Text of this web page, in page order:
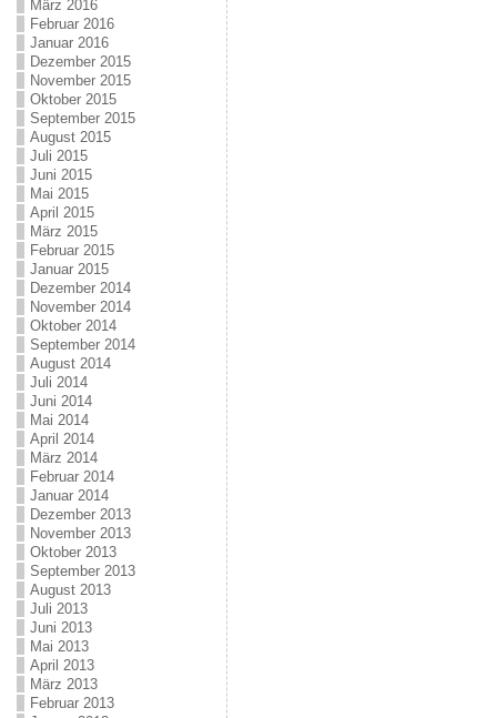
März 2016
Februar 2016
Januar 2016
Dezember 2015
November 2015
Oktober 2015
September 2015
August 2015
Juli 2015
Juni 2015
Mai 2015
April 2015
März 2015
Februar 2015
Januar 2015
Dezember 2014
November 2014
Oktober 2014
September 2014
August 2014
Juli 2014
Juni 2014
Mai 2014
April 2014
März 2014
Februar 2014
Januar 2014
Dezember 2013
November 2013
Oktober 2013
September 2013
August 2013
Juli 2013
Juni 2013
Mai 2013
April 2013
März 2013
Februar 2013